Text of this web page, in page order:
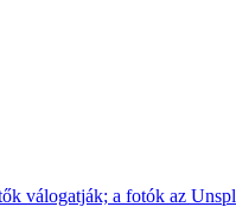
válogatják; a fotók az